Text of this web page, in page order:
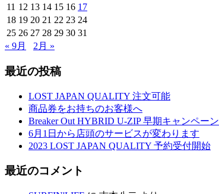
11 12 13 14 15 16 17
18 19 20 21 22 23 24
25 26 27 28 29 30 31
« 9月
2月 »
最近の投稿
LOST JAPAN QUALITY 注文可能
商品券をお持ちのお客様へ
Breaker Out HYBRID U-ZIP 早期キャンペーン
6月1日から店頭のサービスが変わります
2023 LOST JAPAN QUALITY 予約受付開始
最近のコメント